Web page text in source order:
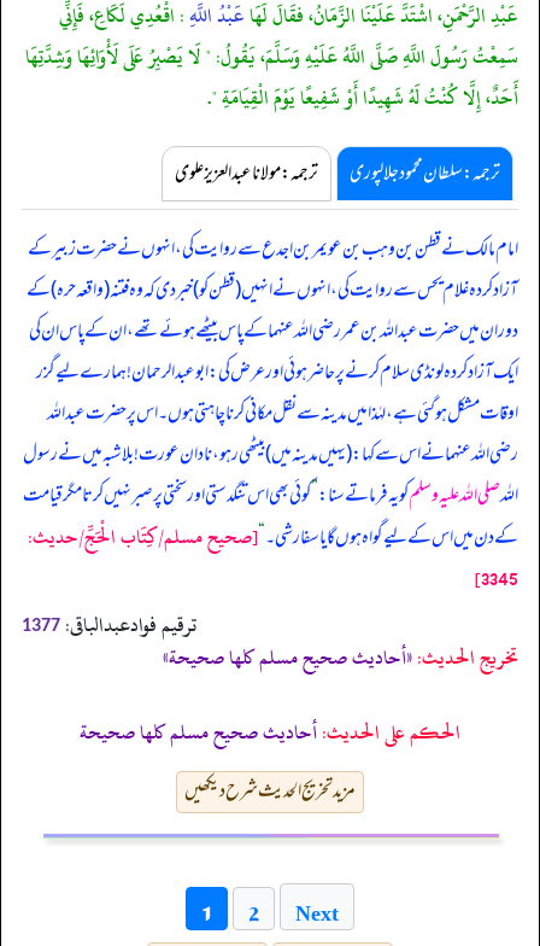
عَبْدِ الرَّحْمَنِ، اشْتَدَّ عَلَيْنَا الزَّمَانُ، فقَالَ لَهَاعَبْدُ اللَّهِ: اقْعُدِي لَكَاعِ، فَإِنِّي
سَمِعْتُ رَسُولَ اللَّهِ صَلَّى اللَّهُ عَلَيْهِ وَسَلَّمَ، يَقُولُ: " لَا يَصْبِرُ عَلَى لَأْوَائِهَا وَشِدَّتِهَا
أَحَدٌ، إِلَّا كُنْتُ لَهُ شَهِيدًا أَوْ شَفِيعًا يَوْمَ الْقِيَامَةِ ".
ترجمہ:سلطان محمود جلالپوری ترجمہ:مولانا عبدالعزیز علوی
امام مالک نے قطن بن وہب بن عویمر بن اجدع سے روایت کی، انہوں نے حضرت زبیر کے
آزاد کردہ غلام یحس سے روایت کی، انہوں نے انہیں (قطن کو) خبر دی کہ وہ فتنہ (واقعہ حرہ) کے
دوران میں حضرت عبداللہ بن عمر رضی اللہ عنہما کے پاس بیٹھے ہوئے تھے، ان کے پاس ان کی
ایک آزاد کردہ لونڈی سلام کرنے پر حاضر ہوئی اور عرض کی: ابوعبدالرحمان! ہمارے لیے گزر
اوقات مشکل ہو گئی ہے، لہٰذا میں مدینہ سے نقل مکانی کرنا چاہتی ہوں۔ اس پر حضرت عبداللہ
رضی اللہ عنہما نے اس سے کہا: (یہیں مدینہ میں) بیٹھی رہو، نادان عورت! بلاشبہ میں نے رسول
اللہصلی اللہ علیہ وسلمکو یہ فرماتے سنا:”کوئی بھی اس تنگدستی اور سختی پر صبر نہیں کرتا مگر قیامت
کے دن میں اس کے لیے گواہ ہوں گا یا سفارشی۔“[صحيح مسلم/كِتَاب الْحَجِّ/حدیث:
3345]
ترقیم فوادعبدالباقی: 1377
تخریج الحدیث:«أحاديث صحيح مسلم كلها صحيحة»
الحكم على الحديث:أحاديث صحيح مسلم كلها صحيحة
مزید تخریج الحدیث شرح دیکھیں
1 2 Next